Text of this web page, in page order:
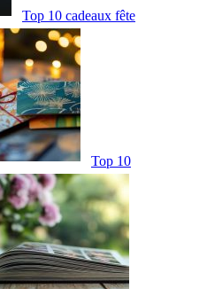
Top 10 cadeaux fête
Top 10